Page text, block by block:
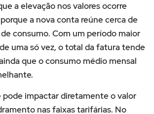
a elevação nos valores ocorre
a nova conta reúne cerca de
consumo. Com um período maior
uma só vez, o total da fatura tende
que o consumo médio mensal
impactar diretamente o valor
nas faixas tarifárias. No